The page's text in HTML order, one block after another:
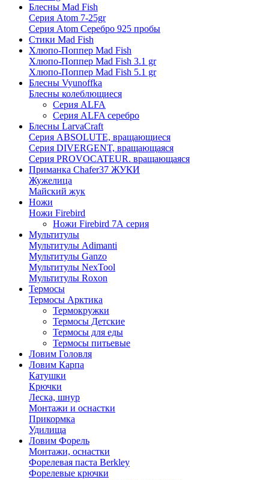
Блесны Mad Fish
Серия Atom 7-25gr
Серия Atom Серебро 925 пробы
Стики Mad Fish
Хлюпо-Поппер Mad Fish
Хлюпо-Поппер Mad Fish 3.1 gr
Хлюпо-Поппер Mad Fish 5.1 gr
Блесны Vyunoffka
Блесны колеблющиеся
Серия ALFA
Серия ALFA серебро
Блесны LarvaCraft
Серия ABSOLUTE, вращающиеся
Серия DIVERGENT, вращающаяся
Серия PROVOCATEUR. вращающаяся
Приманка Chafer37 ЖУКИ
Жужелица
Майский жук
Ножи
Ножи Firebird
Ножи Firebird 7А серия
Мультитулы
Мультитулы Adimanti
Мультитулы Ganzo
Мультитулы NexTool
Мультитулы Roxon
Термосы
Термосы Арктика
Термокружки
Термосы Детские
Термосы для еды
Термосы питьевые
Ловим Головля
Ловим Карпа
Катушки
Крючки
Леска, шнур
Монтажи и оснастки
Прикормка
Удилища
Ловим Форель
Монтажи, оснастки
Форелевая паста Berkley
Форелевые крючки